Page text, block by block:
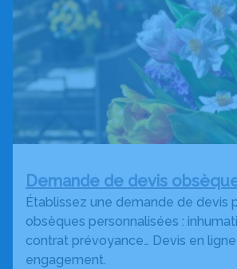
Demande de devis
Établissez une demande de devis
obsèques personnalisées :
contrat prévoyance… Devis en
engagement.